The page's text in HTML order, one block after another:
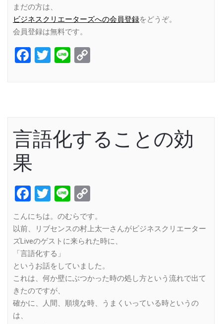
まだの方は、
ビジネスクリエーターズへの会員登録をどうぞ。
会員登録は無料です。
Facebook
Twitter
Line
言語化することの効
果
Facebook
Twitter
Line
Link
こんにちは。のむらです。
以前、リブセンスの村上太一さんがビジネスクリエーター
ズLiveのゲストに来られた時に、
「言語化する」
というお話をしていました。
これは、何か壁にぶつかった時の処し方という流れで出て
きたのですが、
確かに、人間、順境な時、うまくいっている時というの
は、